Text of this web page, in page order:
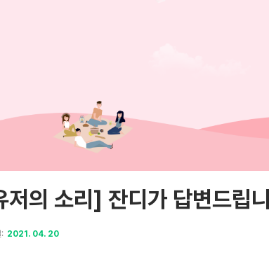
저의 소리] 잔디가 답변드립
2021. 04. 20